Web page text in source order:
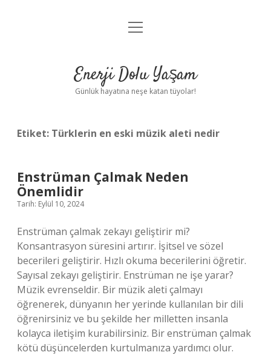
Anasayfa
Yasal Uyarı
menüyü
Enerji Dolu Yaşam
Günlük hayatına neşe katan tüyolar!
Etiket: Türklerin en eski müzik aleti nedir
Enstrüman Çalmak Neden
Önemlidir
Tarih: Eylül 10, 2024
Enstrüman çalmak zekayı geliştirir mi?
Konsantrasyon süresini artırır. İşitsel ve sözel
becerileri geliştirir. Hızlı okuma becerilerini öğretir.
Sayısal zekayı geliştirir. Enstrüman ne işe yarar?
Müzik evrenseldir. Bir müzik aleti çalmayı
öğrenerek, dünyanın her yerinde kullanılan bir dili
öğrenirsiniz ve bu şekilde her milletten insanla
kolayca iletişim kurabilirsiniz. Bir enstrüman çalmak
kötü düşüncelerden kurtulmanıza yardımcı olur.